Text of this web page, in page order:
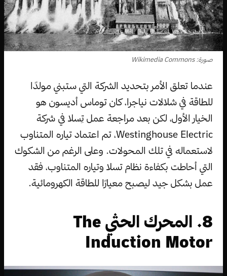
صورة: Wikimedia Commons
عندما تعلق الأمر بتحديد الشركة التي ستبني مولدًا
للطاقة في شلالات نياجرا، كان توماس أديسون هو
الخيار الأول، لكن بعد مراجعة عمل تِسلا في شركة
Westinghouse Electric، تم اعتماد تياره المتناوب
لاستعماله في تلك المحولات. وعلى الرغم من الشكوك
التي أحاطت بكفاءة نظام تسلا وتياره المتناوب، فقد
عمل بشكل جيد ليصبح معيارًا للطاقة الكهرومائية.
8. المحرك الحثي The
Induction Motor